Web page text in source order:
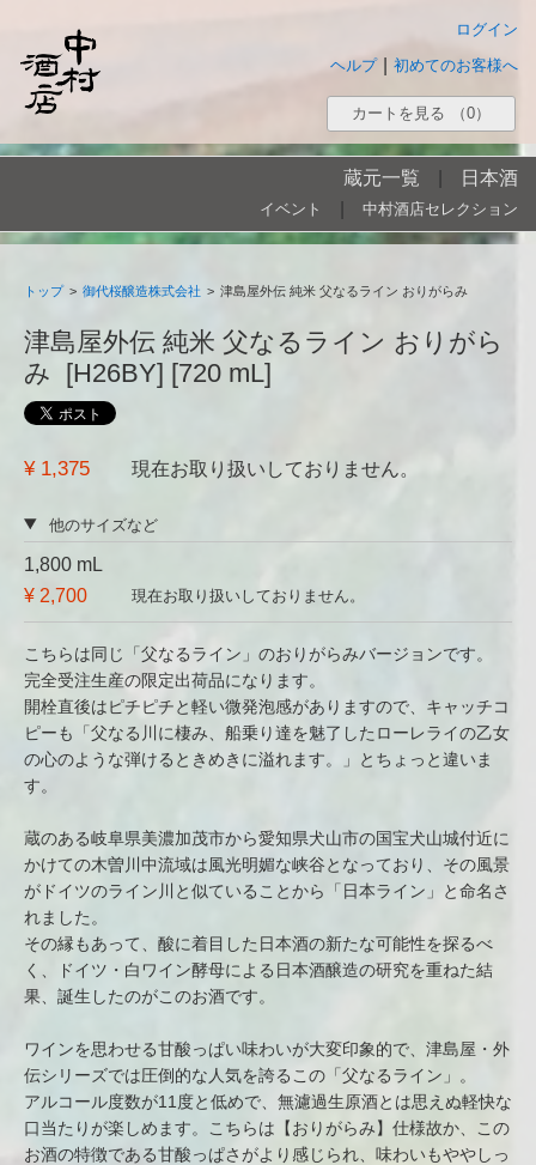
ログイン
初めてのお客様へ
ヘルプ
カートを見る （0）
蔵元一覧 日本酒
イベント 中村酒店セレクション
トップ > 御代桜醸造株式会社 > 津島屋外伝 純米 父なるライン おりがらみ
津島屋外伝 純米 父なるライン おりがら
み [H26BY] [720 mL]
¥ 1,375 現在お取り扱いしておりません。
他のサイズなど
1,800 mL
¥ 2,700
現在お取り扱いしておりません。
こちらは同じ「父なるライン」のおりがらみバージョンです。
完全受注生産の限定出荷品になります。
開栓直後はピチピチと軽い微発泡感がありますので、キャッチコ
ピーも「父なる川に棲み、船乗り達を魅了したローレライの乙女
の心のような弾けるときめきに溢れます。」とちょっと違いま
す。
蔵のある岐阜県美濃加茂市から愛知県犬山市の国宝犬山城付近に
かけての木曽川中流域は風光明媚な峡谷となっており、その風景
がドイツのライン川と似ていることから「日本ライン」と命名さ
れました。
その縁もあって、酸に着目した日本酒の新たな可能性を探るべ
く、ドイツ・白ワイン酵母による日本酒醸造の研究を重ねた結
果、誕生したのがこのお酒です。
ワインを思わせる甘酸っぱい味わいが大変印象的で、津島屋・外
伝シリーズでは圧倒的な人気を誇るこの「父なるライン」。
アルコール度数が11度と低めで、無濾過生原酒とは思えぬ軽快な
口当たりが楽しめます。こちらは【おりがらみ】仕様故か、この
お酒の特徴である甘酸っぱさがより感じられ、味わいもややしっ